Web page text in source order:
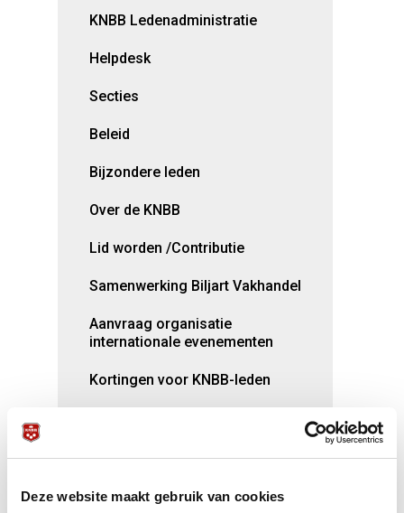
Deze website maakt gebruik van cookies
KNBB Ledenadministratie
Helpdesk
Secties
Beleid
Bijzondere leden
Over de KNBB
Lid worden /Contributie
Samenwerking Biljart Vakhandel
Aanvraag organisatie
internationale evenementen
Kortingen voor KNBB-leden
TeamNL/Nederlandse Loterij
Vacaturebank